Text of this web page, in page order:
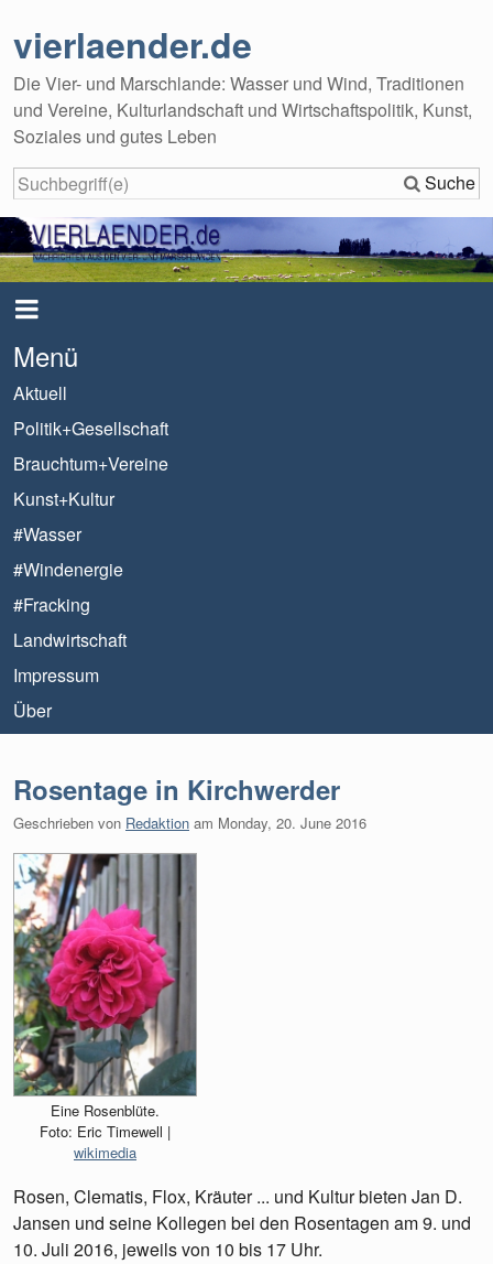
vierlaender.de
Die Vier- und Marschlande: Wasser und Wind, Traditionen
und Vereine, Kulturlandschaft und Wirtschaftspolitik, Kunst,
Soziales und gutes Leben
Suche
Menü
Aktuell
Politik+Gesellschaft
Brauchtum+Vereine
Kunst+Kultur
#Wasser
#Windenergie
#Fracking
Landwirtschaft
Impressum
Über
Rosentage in Kirchwerder
Geschrieben von Redaktion am Monday, 20. June 2016
Eine Rosenblüte.
Foto: Eric Timewell |
wikimedia
Rosen, Clematis, Flox, Kräuter ... und Kultur bieten Jan D.
Jansen und seine Kollegen bei den Rosentagen am 9. und
10. Juli 2016, jeweils von 10 bis 17 Uhr.